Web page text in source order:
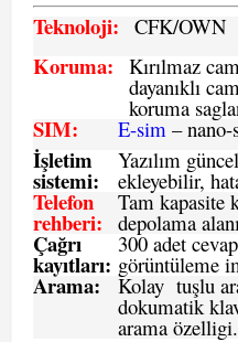
Teknoloji: CFK/OWN
Koruma: Kırılmaz
dayanıklı
koruma
SIM: E-sim –
İşletim
sistemi:
Yazılım
ekleyebilir,
Telefon
rehberi:
Tam kapasite
depolama
Çağrı
kayıtları:
300 adet
görüntüleme
Arama: Kolay tuşlu
dokumatik
arama